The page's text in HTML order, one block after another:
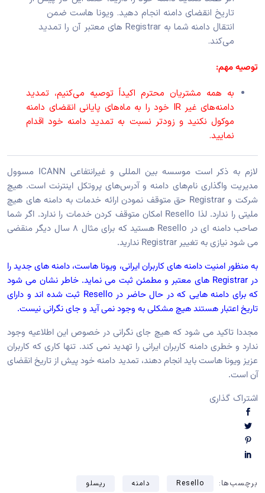
تاریخ انقضای دامنه انجام دهید. ویونا هاست ضمن
انتقال دامنه شما به Registrar های معتبر آن را تمدید
می‌کند.
توصیه مهم:
به همه مشتریان محترم اکیداً توصیه می‌کنیم، تمدید
دامنه‌های غیر IR خود را به ماه‌های پایانی انقضای دامنه
موکول نکنید و زودتر نسبت به تمدید دامنه خود اقدام
نمایید.
لازم به ذکر است موسسه بین المللی و غیرانتفاعی ICANN مسوول
مدیریت واگذاری نام‌های دامنه و آدرس‌های پروتکل اینترنت است. هیچ
شرکت و Registrar حق متوقف نمودن ارائه خدمات به دامنه های هیچ
ملیتی را ندارد. لذا Resello امکان متوقف کردن خدمات را ندارد. اگر شما
صاحب دامنه ای در Resello هستید که برای مثال ۸ سال دیگر منقضی
می شود نیازی به تغییر Registrar ندارید.
به منظور امنیت دامنه های کاربران ایرانی، ویونا هاست، دامنه های جدید را
در Registrar های معتبر و مطمئن ثبت می نماید. خاطر نشان می شود
که برای دامنه هایی که در حال حاضر در Resello ثبت شده اند و دارای
تاریخ اعتبار هستند هیچ مشکلی به وجود نمی آید و جای نگرانی نیست.
مجددا تاکید می شود که هیچ جای نگرانی در خصوص این اطلاعیه وجود
ندارد و خطری دامنه کاربران ایرانی را تهدید نمی کند. تنها کاری که کاربران
عزیز ویونا هاست باید انجام دهند، تمدید دامنه خود پیش از تاریخ انقضای
آن است.
اشتراک گذاری
برچسب‌ها: Resello دامنه ریسلو